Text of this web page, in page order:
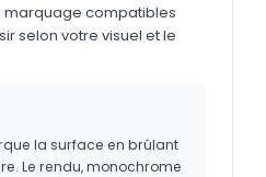
marquage compatibles
selon votre visuel et le
la surface en brûlant
Le rendu, monochrome